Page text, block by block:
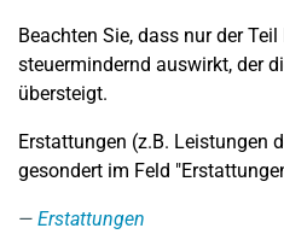
Beachten Sie, dass nur der
steuermindernd auswirkt, der
übersteigt.
Erstattungen (z.B. Leistungen
gesondert im Feld
Erstattungen